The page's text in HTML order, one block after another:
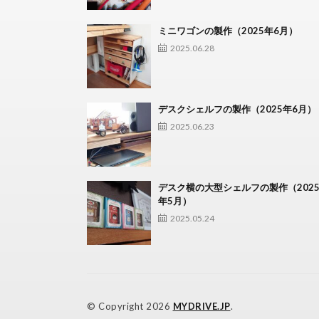
ミニワゴンの製作（2025年6月）
2025.06.28
デスクシェルフの製作（2025年6月）
2025.06.23
デスク横の大型シェルフの製作（2025
年5月）
2025.05.24
© Copyright 2026 MYDRIVE.JP.